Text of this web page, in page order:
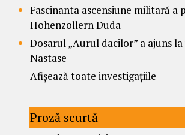
Fascinanta ascensiune militară a
Hohenzollern Duda
Dosarul „Aurul dacilor” a ajuns
Nastase
Afișează toate investigațiile
Proză scurtă